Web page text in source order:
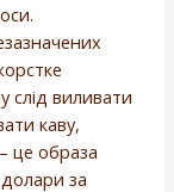
слід виливати
каву,
це образа
за